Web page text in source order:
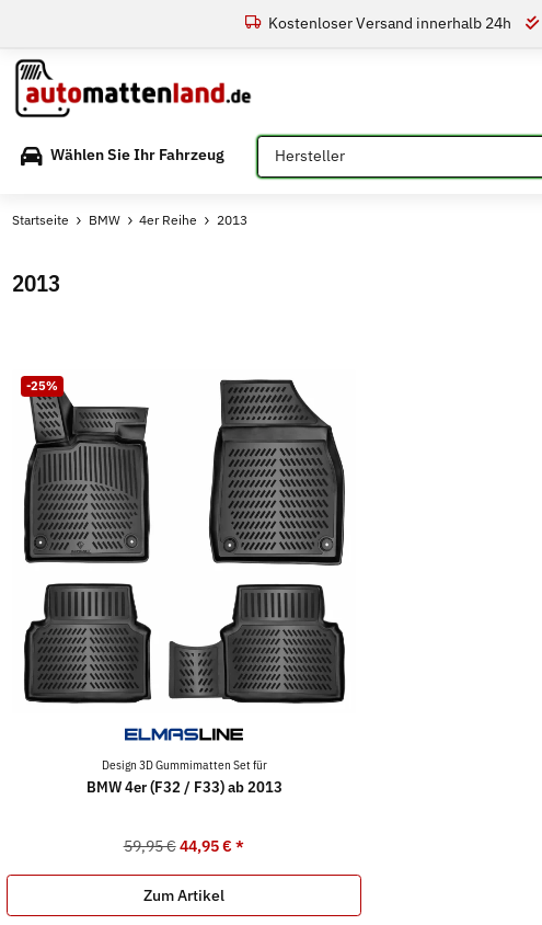
Kostenloser Versand innerhalb 24h
Wählen Sie Ihr Fahrzeug Bitte auswählen
Startseite BMW 4er Reihe 2013
2013
-25%
Design 3D Gummimatten Set für
BMW 4er (F32 / F33) ab 2013
59,95 € 44,95 €*
Zum Artikel